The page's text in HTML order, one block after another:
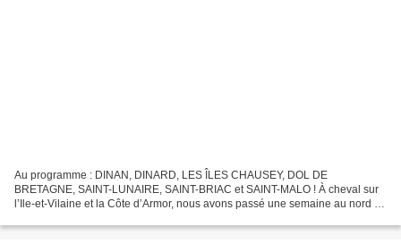
Au programme : DINAN, DINARD, LES ÎLES CHAUSEY, DOL DE
BRETAGNE, SAINT-LUNAIRE, SAINT-BRIAC et SAINT-MALO ! À cheval sur
l’Ile-et-Vilaine et la Côte d’Armor, nous avons passé une semaine au nord de